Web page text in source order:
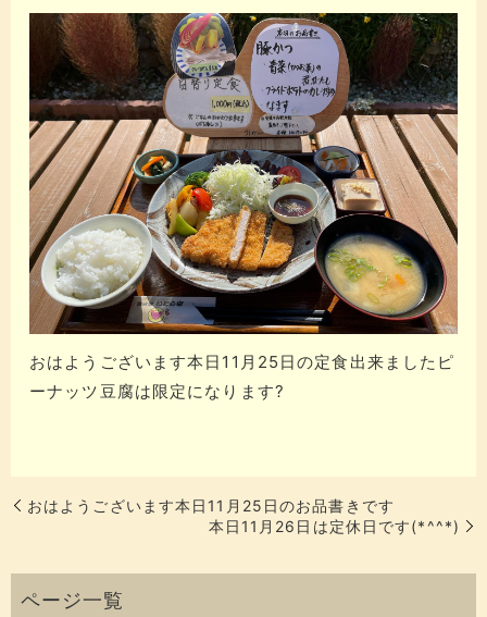
おはようございます本日11月25日の定食出来ましたピ
ーナッツ豆腐は限定になります?
おはようございます本日11月25日のお品書きです
本日11月26日は定休日です(*^^*)